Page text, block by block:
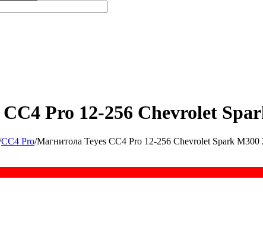
Pro 12-256 Chevrolet
CC4 Pro/Магнитола Teyes CC4 Pro 12-256 Chevrolet Spark